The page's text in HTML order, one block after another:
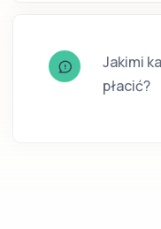
Jakimi
płacić?